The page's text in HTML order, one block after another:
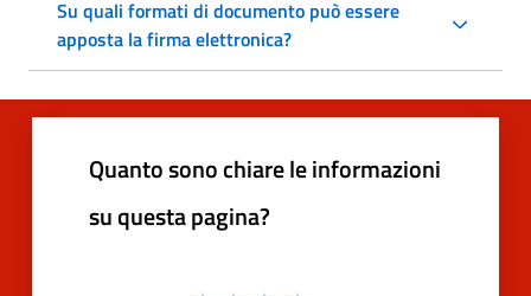
Su quali formati di documento può essere
apposta la firma elettronica?
Quanto sono chiare le informazioni
su questa pagina?